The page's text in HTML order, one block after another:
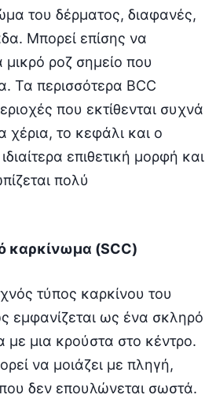
του δέρματος, διαφανές,
Μπορεί επίσης να
μικρό ροζ σημείο που
Τα περισσότερα BCC
που εκτίθενται συχνά
χέρια, το κεφάλι και ο
επιθετική μορφή και
πολύ
καρκίνωμα (SCC)
τύπος καρκίνου του
εμφανίζεται ως ένα σκληρό
με μια κρούστα στο κέντρο.
να μοιάζει με πληγή,
δεν επουλώνεται σωστά.